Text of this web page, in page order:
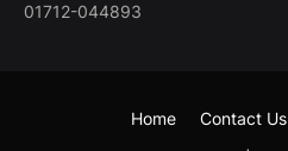
01712-044893
Home Contact Us